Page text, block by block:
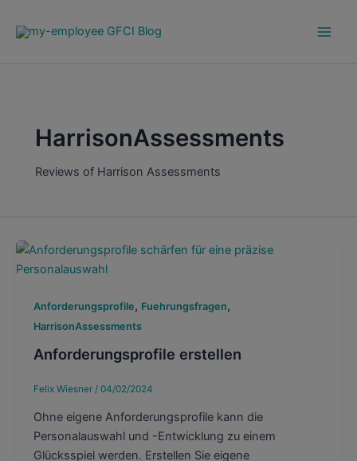
Inhalt
HarrisonAssessments
Reviews of Harrison Assessments
Anforderungsprofile, Fuehrungsfragen,
HarrisonAssessments
Anforderungsprofile erstellen
Felix Wiesner / 04/02/2024
Ohne eigene Anforderungsprofile kann die
Personalauswahl und -Entwicklung zu einem
Glücksspiel werden. Erstellen Sie eigene